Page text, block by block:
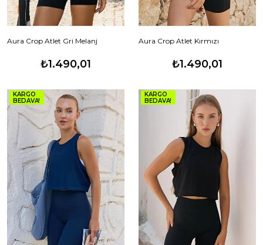
Aura Crop Atlet Gri Melanj
₺1.490,01
Aura Crop Atlet Kırmızı
₺1.490,01
KARGO
BEDAVA!
KARGO
BEDAVA!